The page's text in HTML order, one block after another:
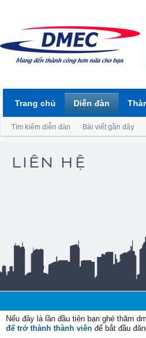
Nếu đây là lần đầu tiên bạn ghé thăm
để trở thành thành viên để bắt đầu
Trang chủ Diễn đàn
Tìm kiếm diễn đàn Bài viết gần đây